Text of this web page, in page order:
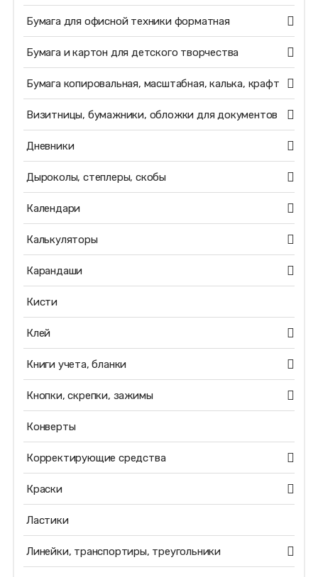
Бумага для офисной техники форматная
Бумага и картон для детского творчества
Бумага копировальная, масштабная, калька, крафт
Визитницы, бумажники, обложки для документов
Дневники
Дыроколы, степлеры, скобы
Календари
Калькуляторы
Карандаши
Кисти
Клей
Книги учета, бланки
Кнопки, скрепки, зажимы
Конверты
Корректирующие средства
Краски
Ластики
Линейки, транспортиры, треугольники